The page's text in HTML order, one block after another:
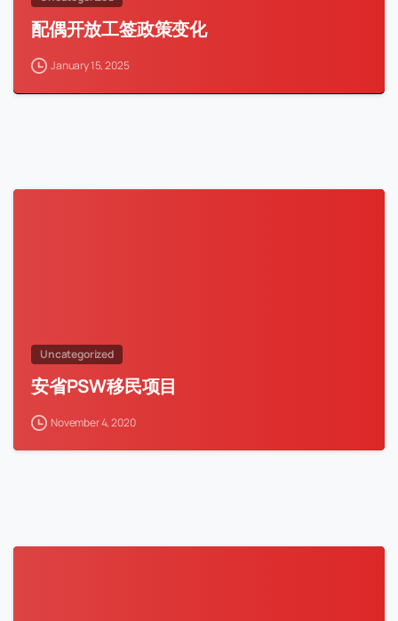
配偶开放工签政策变化
January 15, 2025
Uncategorized
安省PSW移民项目
November 4, 2020